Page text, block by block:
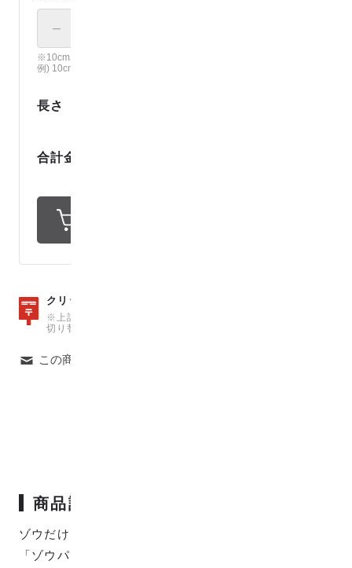
－
※10cm単位で、ご注文個数の長さでカット。
例) 10cm × 12 の場合、120cmでカット。
長さ
合計金額
クリックポストは、
※上記の数量を超えた場合は、自動で宅急便での発送料金に
切り替わりますのでご注意ください。
この商品について問い合わせる
商品説明
ゾウだけをデザインしたジャカード織Wガーゼ生地
「ゾウパラダイス」です。